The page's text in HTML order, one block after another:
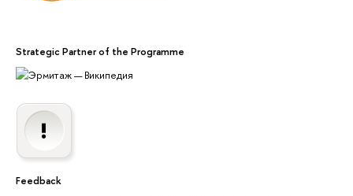
Strategic Partner of the Programme
Feedback